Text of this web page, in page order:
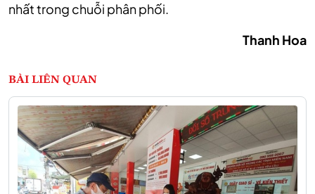
nhất trong chuỗi phân phối.
Thanh Hoa
BÀI LIÊN QUAN